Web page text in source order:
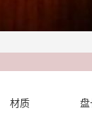
材质 盘